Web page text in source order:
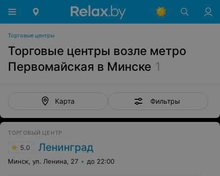
Торговые центры
Торговые центры возле метро
Первомайская в Минске 1
Карта Фильтры
ТОРГОВЫЙ ЦЕНТР
5.0 Ленинград
Минск, ул. Ленина, 27 до 22:00